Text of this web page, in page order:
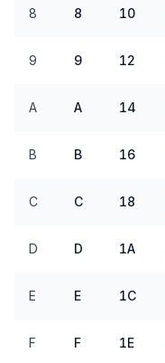
8 8 10
9 9 12
A A 14
B B 16
C C 18
D D 1A
E E 1C
F F 1E